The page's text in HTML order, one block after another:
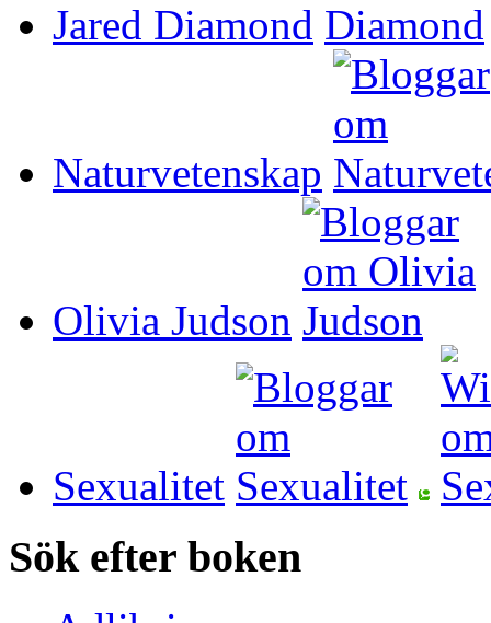
Jared Diamond
Naturvetenskap
Olivia Judson
Sexualitet
Sök efter boken